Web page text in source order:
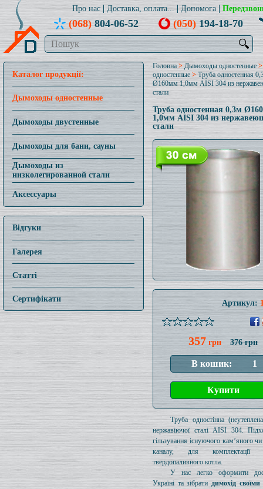
Про нас Доставка, оплата... Допомога
(068)804-06-52 (050)194-18-70
🔍
Каталог продукції:
Дымоходы одностенные
Дымоходы двустенные
Дымоходы для бани, сауны
Дымоходы из
низколегированной стали
Аксессуары
Відгуки
Галерея
Статті
Сертифікати
Головна > Дымоходы одностенные
одностенные >Труба одностенная
Ø160мм 1,0мм AISI 304 из
стали
Труба одностенная 0,3м
1,0мм AISI 304 из
стали
Артикул:
357 грн 376 грн
Труба одностінна
нержавіючої сталі AISI 304.
гільзування існуючого кам’яного
каналу, для комплектації
твердопаливного котла.
У нас легко оформити
Україні та зібрати димохід